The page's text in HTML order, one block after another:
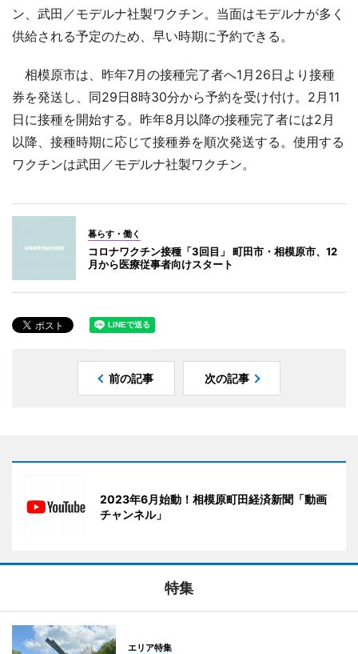
ン、武田／モデルナ社製ワクチン。当面はモデルナが多く
供給される予定のため、早い時期に予約できる。
相模原市は、昨年7月の接種完了者へ1月26日より接種
券を発送し、同29日8時30分から予約を受け付け。2月11
日に接種を開始する。昨年8月以降の接種完了者には2月
以降、接種時期に応じて接種券を順次発送する。使用する
ワクチンは武田／モデルナ社製ワクチン。
暮らす・働く
コロナワクチン接種「3回目」 町田市・相模原市、12
月から医療従事者向けスタート
前の記事 次の記事
2023年6月始動！相模原町田経済新聞「動画
チャンネル」
特集
エリア特集